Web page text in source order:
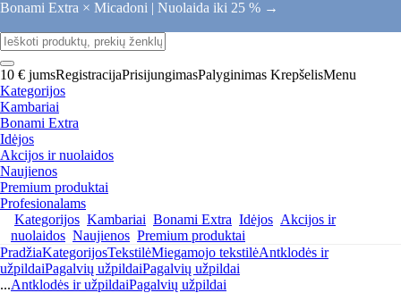
Bonami Extra × Micadoni | Nuolaida iki 25 % →
10 € jumsRegistracijaPrisijungimasPalyginimas KrepšelisMenu
Kategorijos
Kambariai
Bonami Extra
Idėjos
Akcijos ir nuolaidos
Naujienos
Premium produktai
Profesionalams
Kategorijos Kambariai Bonami Extra Idėjos Akcijos ir
nuolaidos Naujienos Premium produktai
PradžiaKategorijosTekstilėMiegamojo tekstilėAntklodės ir
užpildaiPagalvių užpildaiPagalvių užpildai
...Antklodės ir užpildaiPagalvių užpildai